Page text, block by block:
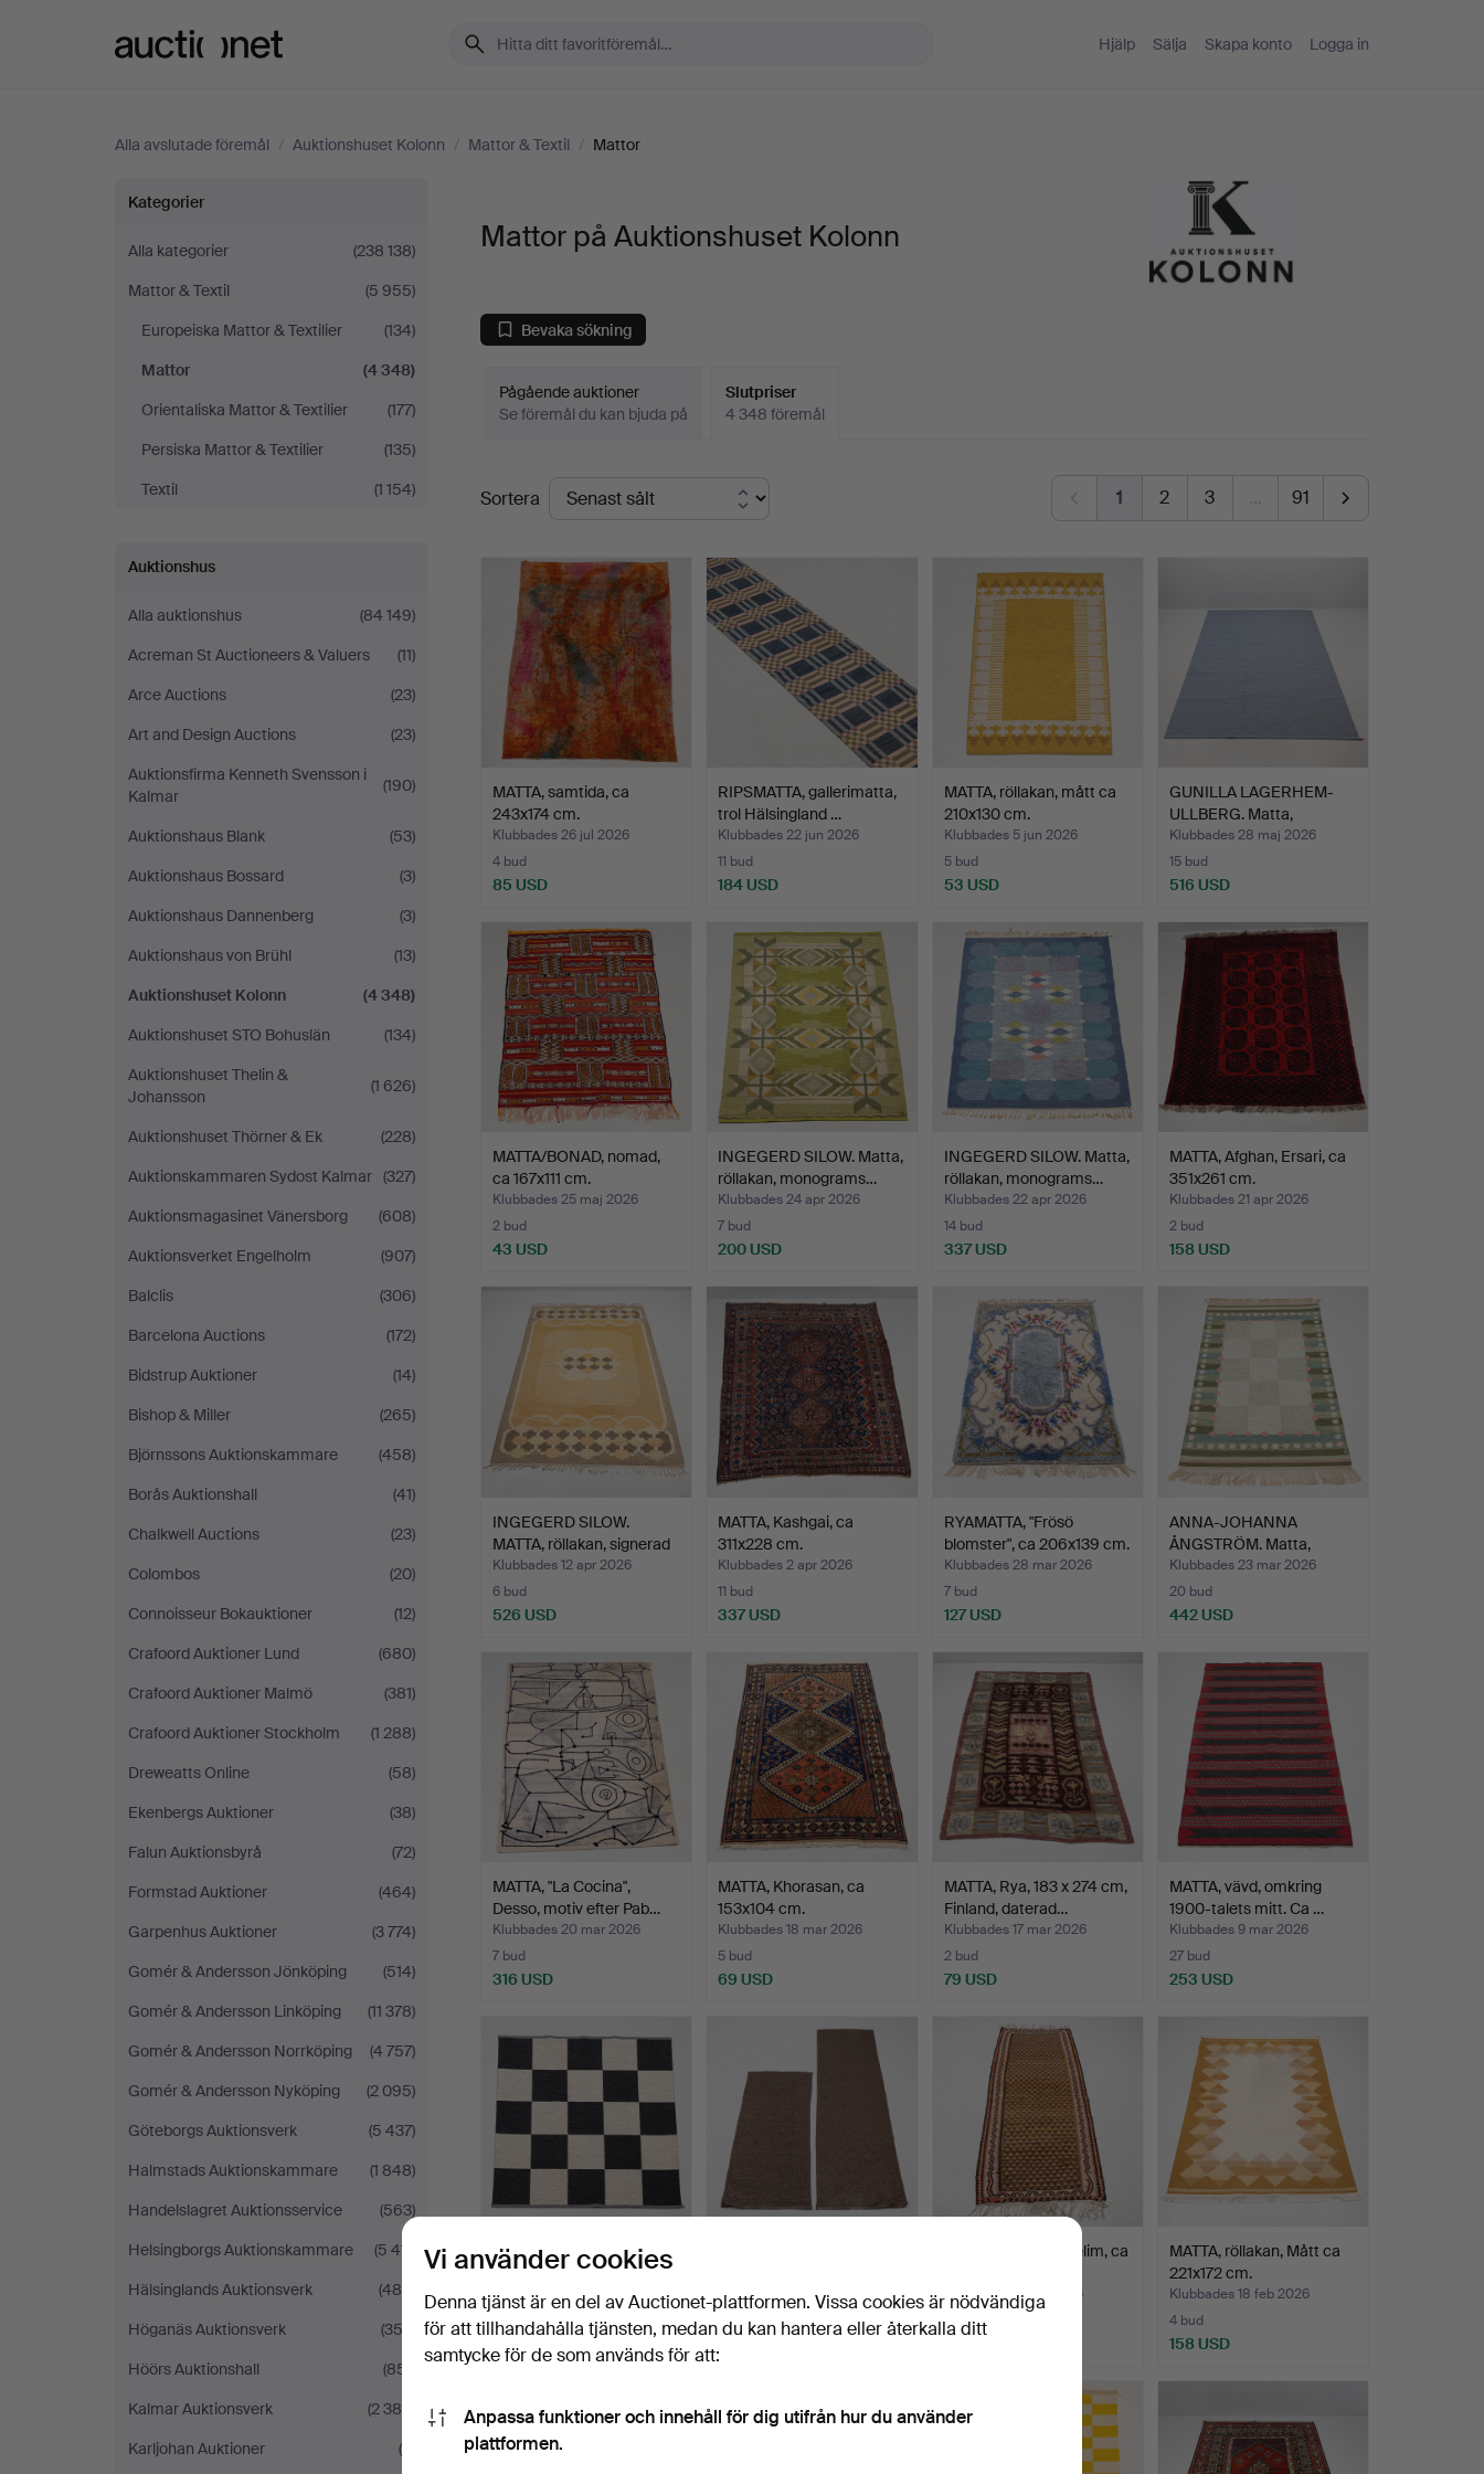
Hjälp Sälja Skapa konto Logga in
Alla avslutade föremål / Auktionshuset Kolonn / Mattor & Textil / Mattor
Mattor
på
Auktionshuset
Kolonn
Kategorier
Alla kategorier
(238 138)
Mattor & Textil
(5 955)
Europeiska Mattor & Textilier
(134)
Mattor
(4 348)
Orientaliska Mattor & Textilier
(177)
Persiska Mattor & Textilier
(135)
Textil
(1 154)
Auktionshus
Alla auktionshus
(84 149)
Acreman St Auctioneers & Valuers
(11)
Arce Auctions
(23)
Art and Design Auctions
(23)
Auktionsfirma Kenneth Svensson i
Kalmar
(190)
Auktionshaus Blank
(53)
Auktionshaus Bossard
(3)
Auktionshaus Dannenberg
(3)
Auktionshaus von Brühl
(13)
Auktionshuset Kolonn
(4 348)
Auktionshuset STO Bohuslän
(134)
Auktionshuset Thelin &
Johansson
(1 626)
Auktionshuset Thörner & Ek
(228)
Auktionskammaren Sydost Kalmar (327)
Auktionsmagasinet Vänersborg
(608)
Auktionsverket Engelholm
(907)
Balclis
(306)
Barcelona Auctions
(172)
Bidstrup Auktioner
(14)
Bishop & Miller
(265)
Björnssons Auktionskammare
(458)
Borås Auktionshall
(41)
Chalkwell Auctions
(23)
Colombos
(20)
Connoisseur Bokauktioner
(12)
Crafoord Auktioner Lund
(680)
Crafoord Auktioner Malmö
(381)
Crafoord Auktioner Stockholm
(1 288)
Dreweatts Online
(58)
Ekenbergs Auktioner
(38)
Falun Auktionsbyrå
(72)
Formstad Auktioner
(464)
Garpenhus Auktioner
(3 774)
Gomér & Andersson Jönköping
(514)
Gomér & Andersson Linköping
(11 378)
Gomér & Andersson Norrköping
(4 757)
Gomér & Andersson Nyköping
(2 095)
Göteborgs Auktionsverk
(5 437)
Halmstads Auktionskammare
(1 848)
Handelslagret Auktionsservice
(563)
Helsingborgs Auktionskammare
(5 411)
Hälsinglands Auktionsverk
(489)
Höganäs Auktionsverk
(353)
Höörs Auktionshall
(851)
Kalmar Auktionsverk
(2 386)
Karljohan Auktioner
(8)
Mattor på Auktionshuset Kolonn
Bevaka sökning
Pågående auktioner
Se föremål du kan bjuda på
Slutpriser
4 348 föremål
Slutpriser
Sortera 1 2 3 … 91
MATTA, samtida, ca
243x174 cm.
Klubbades 26 jul 2026
4 bud
85 USD
RIPSMATTA, gallerimatta,
trol Hälsingland …
Klubbades 22 jun 2026
11 bud
184 USD
MATTA, röllakan, mått ca
210x130 cm.
Klubbades 5 jun 2026
5 bud
53 USD
GUNILLA LAGERHEM-
ULLBERG. Matta,
"Gåsöga",…
Klubbades 28 maj 2026
15 bud
516 USD
MATTA/BONAD, nomad,
ca 167x111 cm.
Klubbades 25 maj 2026
2 bud
43 USD
INGEGERD SILOW. Matta,
röllakan, monograms…
Klubbades 24 apr 2026
7 bud
200 USD
INGEGERD SILOW. Matta,
röllakan, monograms…
Klubbades 22 apr 2026
14 bud
337 USD
MATTA, Afghan, Ersari, ca
351x261 cm.
Klubbades 21 apr 2026
2 bud
158 USD
INGEGERD SILOW.
MATTA, röllakan, signerad
…
Klubbades 12 apr 2026
6 bud
526 USD
MATTA, Kashgai, ca
311x228 cm.
Klubbades 2 apr 2026
11 bud
337 USD
RYAMATTA, "Frösö
blomster", ca 206x139 cm.
Klubbades 28 mar 2026
7 bud
127 USD
ANNA-JOHANNA
ÅNGSTRÖM. Matta,
röllakan, "B…
Klubbades 23 mar 2026
20 bud
442 USD
MATTA, "La Cocina",
Desso, motiv efter Pab…
Klubbades 20 mar 2026
7 bud
316 USD
MATTA, Khorasan, ca
153x104 cm.
Klubbades 18 mar 2026
5 bud
69 USD
MATTA, Rya, 183 x 274 cm,
Finland, daterad…
Klubbades 17 mar 2026
2 bud
79 USD
MATTA, vävd, omkring
1900-talets mitt. Ca …
Klubbades 9 mar 2026
27 bud
253 USD
GUNILLA LAGERHEM
ULLBERG. Matta, "Arkad
92…
Klubbades 9 mar 2026
19 bud
358 USD
Klubbades 7 mar 2026
1 bud
GALLERIMATTA, Kelim, ca
Klubbades 6 mar 2026
2 bud
MATTA, röllakan, Mått ca
221x172 cm.
Klubbades 18 feb 2026
4 bud
158 USD
Vi använder cookies
Denna tjänst är en del av Auctionet-plattformen. Vissa cookies är nödvändiga
för att tillhandahålla tjänsten, medan du kan hantera eller återkalla ditt
samtycke för de som används för att:
Anpassa funktioner och innehåll för dig utifrån hur du använder
plattformen.